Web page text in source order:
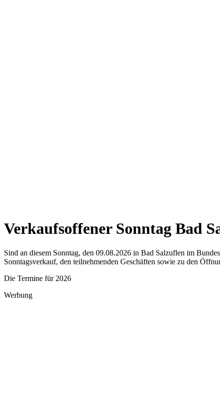
Verkaufsoffener Sonntag Bad
Sind an diesem Sonntag, den 09.08.2026 in Bad Salzuflen im
Sonntagsverkauf, den teilnehmenden Geschäften sowie zu den
Die Termine für 2026
Werbung